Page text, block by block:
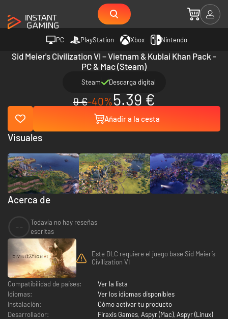
PC PlayStation Xbox Nintendo
Sid Meier's Civilization VI – Vietnam & Kublai Khan Pack -
PC & Mac (Steam)
Steam Descarga digital
9 €-40%5.39 €
Añadir a la cesta
Acerca de
Todavía no hay reseñas
escritas
Este DLC requiere el juego base Sid Meier’s
Civilization VI
Compatibilidad de países:
Ver la lista
Idiomas:
Ver los idiomas disponibles
Instalación:
Cómo activar tu producto
Desarrollador:
Firaxis Games, Aspyr (Mac), Aspyr (Linux)
Visuales